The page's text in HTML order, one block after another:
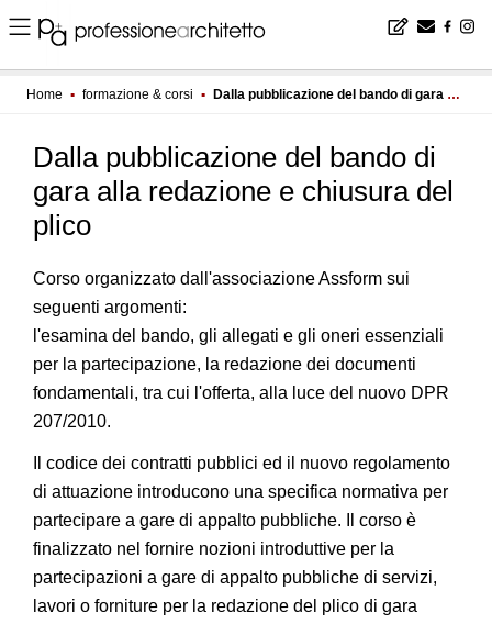
Home ▪ formazione & corsi ▪ Dalla pubblicazione del bando di gara alla redazione e chiusura del plico
Dalla pubblicazione del bando di
gara alla redazione e chiusura del
plico
Corso organizzato dall'associazione Assform sui
seguenti argomenti:
l'esamina del bando, gli allegati e gli oneri essenziali
per la partecipazione, la redazione dei documenti
fondamentali, tra cui l'offerta, alla luce del nuovo DPR
207/2010.
Il codice dei contratti pubblici ed il nuovo regolamento
di attuazione introducono una specifica normativa per
partecipare a gare di appalto pubbliche. Il corso è
finalizzato nel fornire nozioni introduttive per la
partecipazioni a gare di appalto pubbliche di servizi,
lavori o forniture per la redazione del plico di gara